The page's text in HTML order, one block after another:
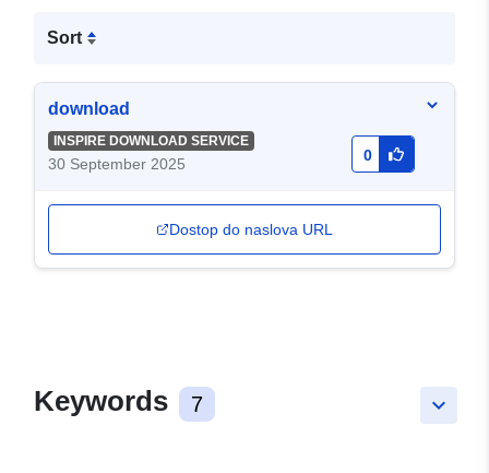
Sort
download
INSPIRE DOWNLOAD SERVICE
30 September 2025 0
Dostop do naslova URL
keyboard_arrow_down
Keywords 7